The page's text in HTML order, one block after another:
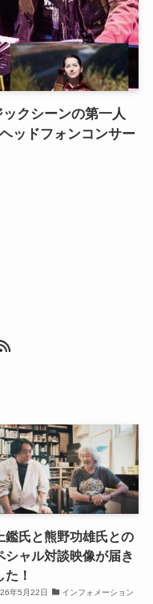
ックシーンの第一人
ッドフォンコンサー
鑑氏と熊野功雄氏との
シャル対談映像が届き
た！
年5月22日 インフォメーション